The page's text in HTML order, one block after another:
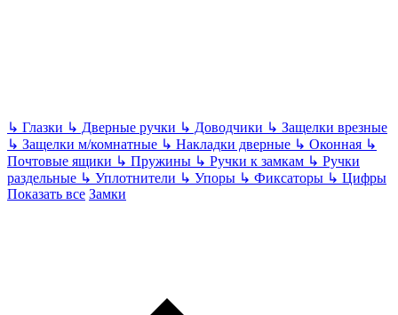
↳ Глазки ↳ Дверные ручки ↳ Доводчики ↳ Защелки врезные
↳ Защелки м/комнатные ↳ Накладки дверные ↳ Оконная ↳
Почтовые ящики ↳ Пружины ↳ Ручки к замкам ↳ Ручки
раздельные ↳ Уплотнители ↳ Упоры ↳ Фиксаторы ↳ Цифры
Показать все Замки